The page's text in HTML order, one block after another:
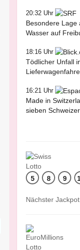
20:32 Uhr
Besondere Lage
Wasser auf
18:16 Uhr
Tödlicher Unfall
16:21 Uhr
Made in
sieben
5 8 9
Nächster